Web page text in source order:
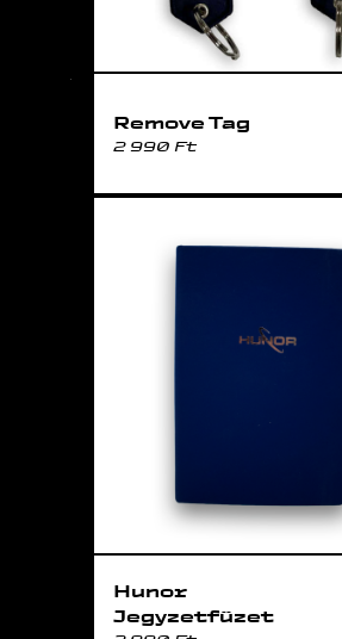
Remove Tag
2 990 Ft
Hunor
Jegyzetfüzet